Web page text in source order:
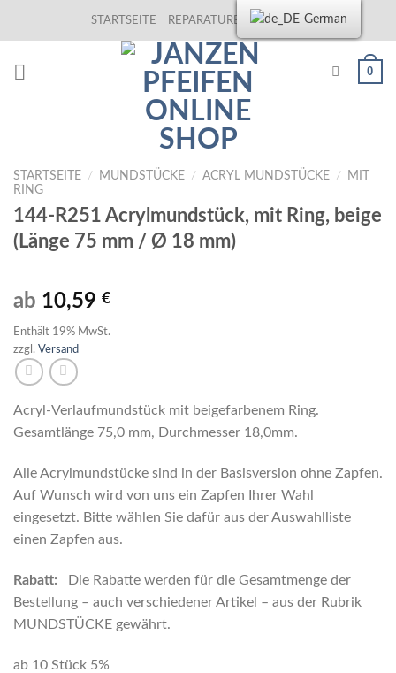
STARTSEITE REPARATUREN KONTAKT
0
STARTSEITE / MUNDSTÜCKE / ACRYL MUNDSTÜCKE /
MIT
RING
144-R251 Acrylmundstück, mit Ring, beige
(Länge 75 mm / Ø 18 mm)
ab 10,59 €
Enthält 19% MwSt.
zzgl. Versand
Acryl-Verlaufmundstück mit beigefarbenem Ring.
Gesamtlänge 75,0 mm, Durchmesser 18,0mm.
Alle Acrylmundstücke sind in der Basisversion ohne Zapfen.
Auf Wunsch wird von uns ein Zapfen Ihrer Wahl
eingesetzt. Bitte wählen Sie dafür aus der Auswahlliste
einen Zapfen aus.
Rabatt:
Die Rabatte werden für die Gesamtmenge der
Bestellung – auch verschiedener Artikel – aus der Rubrik
MUNDSTÜCKE gewährt.
ab 10 Stück 5%
German